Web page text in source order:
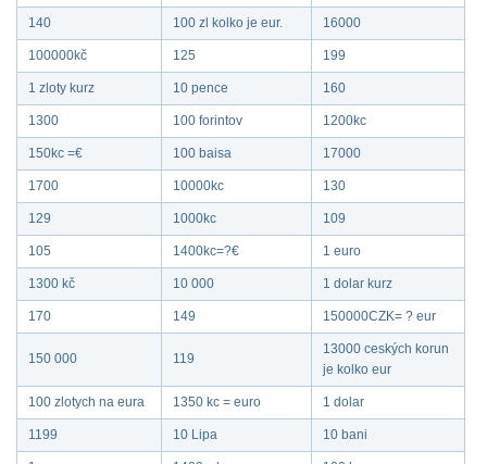
140 100 zl kolko je eur. 16000
100000kč 125 199
1 zloty kurz 10 pence 160
1300 100 forintov 1200kc
150kc =€ 100 baisa 17000
1700 10000kc 130
129 1000kc 109
105 1400kc=?€ 1 euro
1300 kč 10 000 1 dolar kurz
170 149 150000CZK= ? eur
150 000 119
13000 ceských korun
je kolko eur
100 zlotych na eura 1350 kc = euro 1 dolar
1199 10 Lipa 10 bani